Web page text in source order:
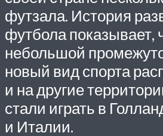
футзала. История
футбола показывает,
небольшой
новый вид спорта
и на другие
стали играть в
и Италии.